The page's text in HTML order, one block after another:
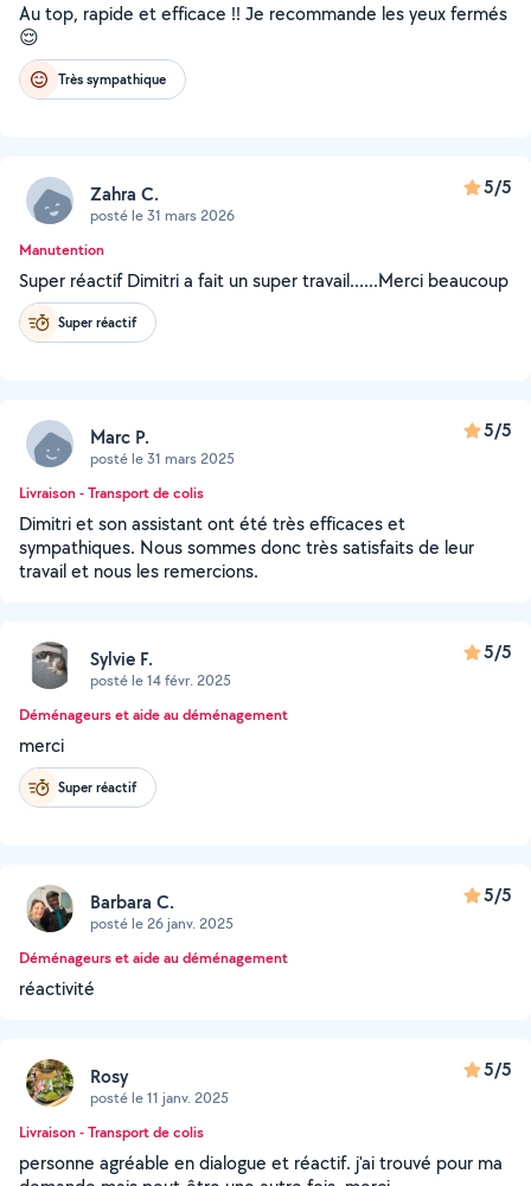
Au top, rapide et efficace !! Je recommande les yeux fermés
😌
Très sympathique
Zahra C.
posté le 31 mars 2026
5/5
Manutention
Super réactif Dimitri a fait un super travail......Merci beaucoup
Super réactif
Marc P.
posté le 31 mars 2025
5/5
Livraison - Transport de colis
Dimitri et son assistant ont été très efficaces et
sympathiques. Nous sommes donc très satisfaits de leur
travail et nous les remercions.
Sylvie F.
posté le 14 févr. 2025
5/5
Déménageurs et aide au déménagement
merci
Super réactif
Barbara C.
posté le 26 janv. 2025
5/5
Déménageurs et aide au déménagement
réactivité
Rosy
posté le 11 janv. 2025
5/5
Livraison - Transport de colis
personne agréable en dialogue et réactif. j'ai trouvé pour ma